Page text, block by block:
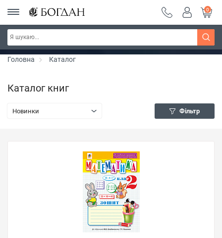
РОЗПРОДАЖ ~ 150 грн ~ 200 грн ~ 250 грн ~
300 грн ~ РОЗПРОДАЖ
Дізнатись більше
0
Головна Каталог
Каталог книг
Новинки Фільтр